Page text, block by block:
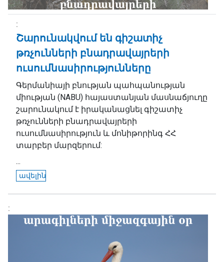
Շարունակվում են գիշատիչ
թռչունների բնադրավայրերի
ուսումնասիրությունները
Գերմանիայի բնության պահպանության
միության (NABU) հայաստանյան մասնաճյուղը
շարունակում է իրականացնել գիշատիչ
թռչունների բնադրավայրերի
ուսումնասիրություն և մոնիթորինգ ՀՀ
տարբեր մարզերում:
...
ավելին